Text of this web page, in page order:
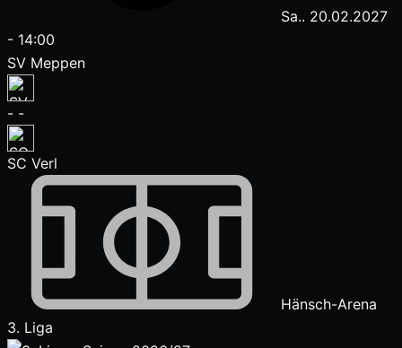
Sa.. 20.02.2027
- 14:00
SV Meppen
- -
SC Verl
Hänsch-Arena
3. Liga